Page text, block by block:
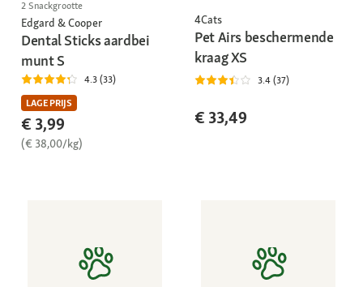
2 Snackgrootte
Edgard & Cooper
Dental Sticks aardbei
munt S
4.3 (33)
LAGE PRIJS
€ 3,99
(€ 38,00/kg)
4Cats
Pet Airs beschermende
kraag XS
3.4 (37)
€ 33,49